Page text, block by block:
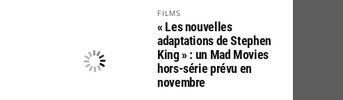
FILMS
« Les nouvelles
adaptations de Stephen
King » : un Mad Movies
hors-série prévu en
novembre